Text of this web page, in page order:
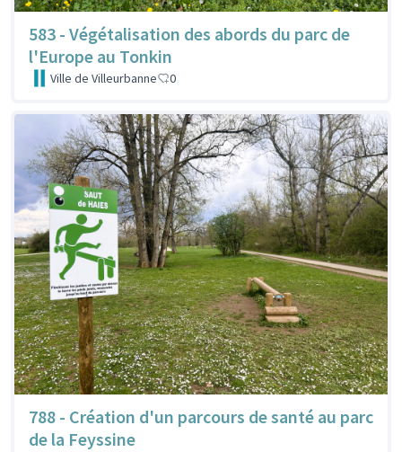
583 - Végétalisation des abords du parc de
l'Europe au Tonkin
Ville de Villeurbanne 0
788 - Création d'un parcours de santé au parc
de la Feyssine